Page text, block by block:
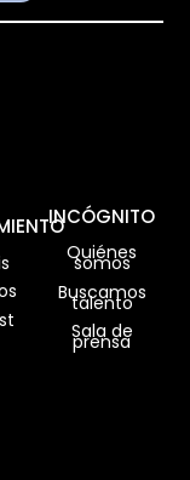
INCÓGNITO
Quiénes
somos
Buscamos
talento
Sala de
prensa